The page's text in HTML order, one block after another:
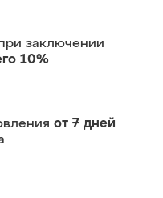
заключении
10%
от 7 дней